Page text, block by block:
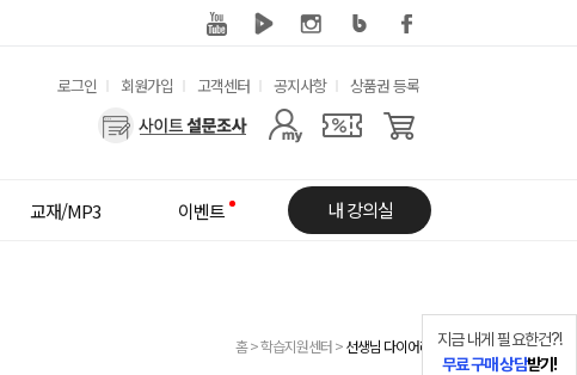
유
뉴
로그인 회원가입 고객센터 공지사항 상품권 등록
사
메
교재/MP3 이벤트 내 강의실
홈>학습지원센터>선생님 다이어리
지금 내게 필요한건?!
무료 구매 상담받기!